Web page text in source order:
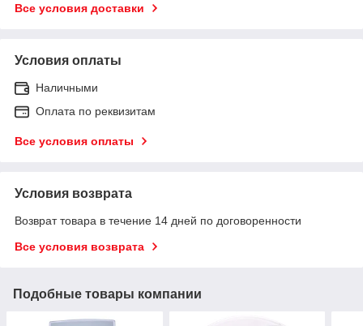
Все условия доставки
Условия оплаты
Наличными
Оплата по реквизитам
Все условия оплаты
Условия возврата
Возврат товара в течение 14 дней по договоренности
Все условия возврата
Подобные товары компании